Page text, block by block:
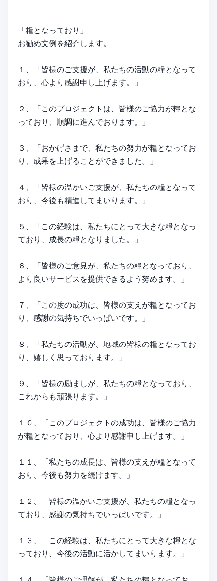
「糧となっており」
お勧め文例を紹介します。
１、「皆様のご支援が、私たちの活動の糧となって
おり、心より感謝申し上げます。」
２、「このプロジェクトは、皆様のご協力が糧とな
っており、順調に進んでおります。」
３、「おかげさまで、私たちの努力が糧となってお
り、成果を上げることができました。」
４、「皆様の温かいご支援が、私たちの糧となって
おり、今後も精進してまいります。」
５、「この経験は、私たちにとって大きな糧となっ
ており、成長の糧となりました。」
６、「皆様のご意見が、私たちの糧となっており、
より良いサービスを提供できるよう努めます。」
７、「この度の成功は、皆様の支えが糧となってお
り、感謝の気持ちでいっぱいです。」
８、「私たちの活動が、地域の皆様の糧となってお
り、嬉しく思っております。」
９、「皆様の励ましが、私たちの糧となっており、
これからも頑張ります。」
１０、「このプロジェクトの成功は、皆様のご協力
が糧となっており、心より感謝申し上げます。」
１１、「私たちの成長は、皆様の支えが糧となって
おり、今後も努力を続けます。」
１２、「皆様の温かいご支援が、私たちの糧となっ
ており、感謝の気持ちでいっぱいです。」
１３、「この経験は、私たちにとって大きな糧とな
っており、今後の活動に活かしてまいります。」